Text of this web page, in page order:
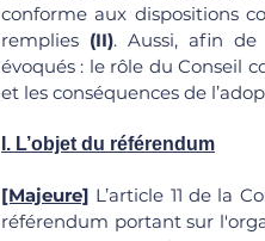
conforme aux dispositions
remplies (II). Aussi, afin de
évoqués : le rôle du Conseil
et les conséquences de
I. L’objet du référendum
[Majeure] L’article 11 de la
référendum portant sur